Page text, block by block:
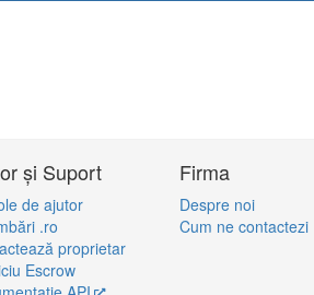
și Suport
de ajutor
.ro
proprietar
Escrow
Firma
Despre noi
Cum ne contactezi